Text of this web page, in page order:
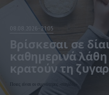
08.08.2026 21:05
Βρίσκεσαι σε
καθημερινά
κρατούν τη
Ποιες είναι οι συχνότερες «παγίδες»